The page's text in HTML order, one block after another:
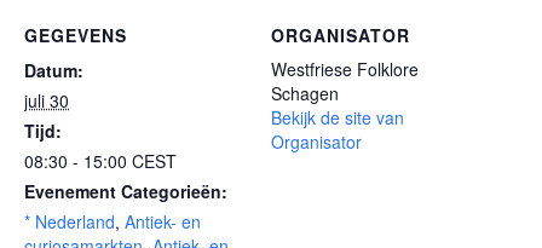
GEGEVENS
Datum:
juli 30
Tijd:
08:30 - 15:00 CEST
Evenement Categorieën:
* Nederland, Antiek- en
ORGANISATOR
Westfriese Folklore
Schagen
Bekijk de site van
Organisator